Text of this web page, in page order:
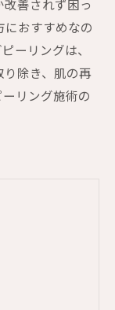
善されず困っ
におすすめなの
ーリングは、
り除き、肌の再
リング施術の